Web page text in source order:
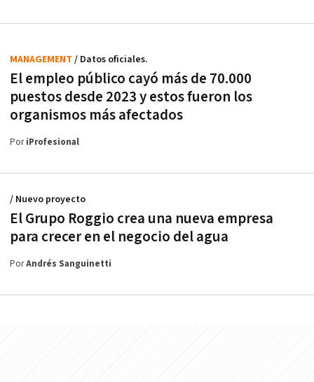
El empleo público cayó más de 70.000
puestos desde 2023 y estos fueron los
organismos más afectados
MANAGEMENT / Datos oficiales.
PoriProfesional
El Grupo Roggio crea una nueva empresa
para crecer en el negocio del agua
/ Nuevo proyecto
PorAndrés Sanguinetti